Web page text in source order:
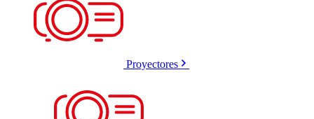
Proyectores